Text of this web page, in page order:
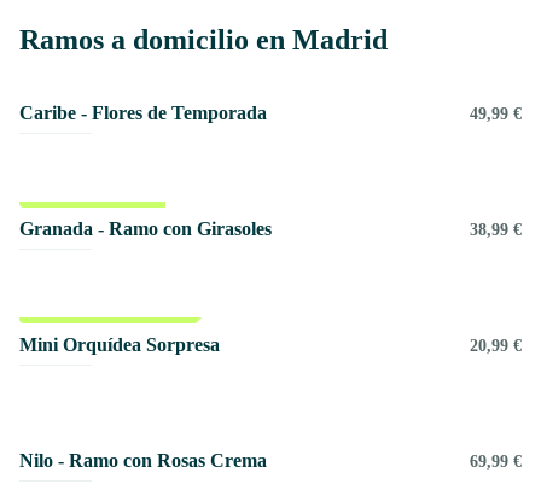
Ramos a domicilio en Madrid
Caribe - Flores de Temporada 49,99 €
26 de Agosto
Granada - Ramo con Girasoles 38,99 €
Pet friendly
Mini Orquídea Sorpresa 20,99 €
Nilo - Ramo con Rosas Crema 69,99 €